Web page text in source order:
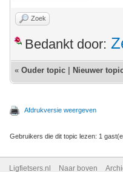
Zoek
Bedankt door:
« Ouder topic Nieuwer
Afdrukversie weergeven
Gebruikers die dit topic lezen: 1
Ligfietsers.nl Naar boven